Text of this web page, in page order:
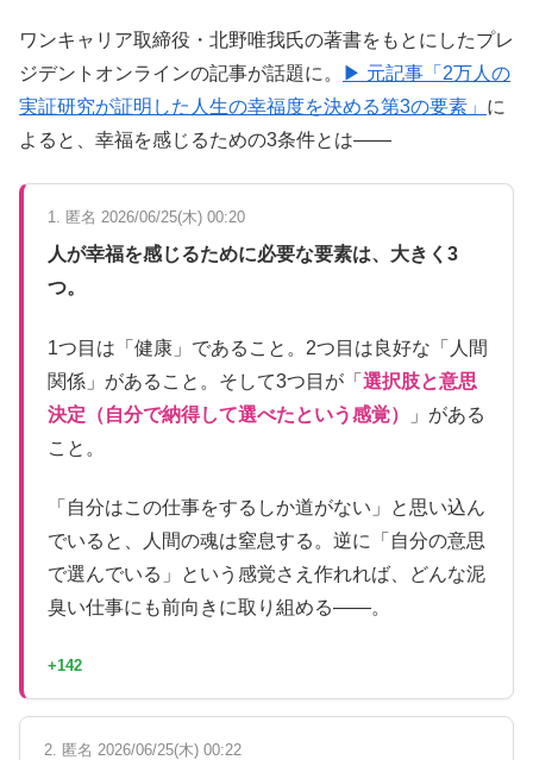
ワンキャリア取締役・北野唯我氏の著書をもとにしたプレ
ジデントオンラインの記事が話題に。
▶ 元記事「2万人の
実証研究が証明した人生の幸福度を決める第3の要素」 に
よると、幸福を感じるための3条件とは——
1. 匿名 2026/06/25(木) 00:20
人が幸福を感じるために必要な要素は、大きく3
つ。
1つ目は「健康」であること。2つ目は良好な「人間
関係」があること。そして3つ目が「 選択肢と意思
決定（自分で納得して選べたという感覚）
」がある
こと。
「自分はこの仕事をするしか道がない」と思い込ん
でいると、人間の魂は窒息する。逆に「自分の意思
で選んでいる」という感覚さえ作れれば、どんな泥
臭い仕事にも前向きに取り組める——。
+142
2. 匿名 2026/06/25(木) 00:22